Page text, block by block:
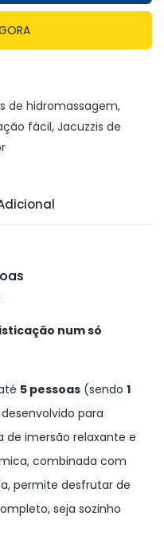
de hidromassagem,
fácil, Jacuzzis de
num só
5 pessoas (sendo 1
para
de imersão relaxante e
combinada com
permite desfrutar de
seja sozinho